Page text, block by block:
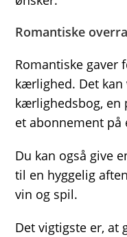
Romantiske
Romantiske gaver
kærlighed. Det
kærlighedsbog, en
et abonnement på
Du kan også give
til en hyggelig
vin og spil.
Det vigtigste er,